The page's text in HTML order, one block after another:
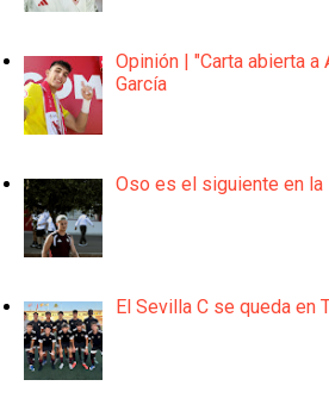
Opinión | "Carta abierta
García
Oso es el siguiente en
El Sevilla C se queda en